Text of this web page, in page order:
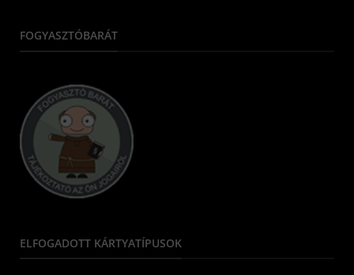
FOGYASZTÓBARÁT
ELFOGADOTT KÁRTYATÍPUSOK